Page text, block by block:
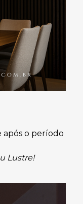
após o período
Lustre!